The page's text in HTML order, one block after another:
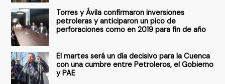
Torres y Ávila confirmaron inversiones
petroleras y anticiparon un pico de
perforaciones como en 2019 para fin de año
El martes será un día decisivo para la Cuenca
con una cumbre entre Petroleros, el Gobierno
y PAE